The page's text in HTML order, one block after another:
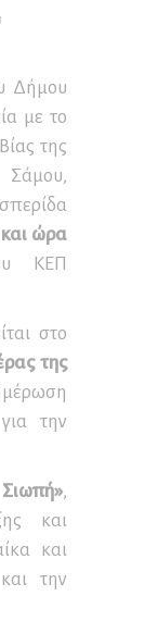
Δήμου
με το
της
Σάμου,
ώρα
ΚΕΠ
στο
της
την
,
και
και
την